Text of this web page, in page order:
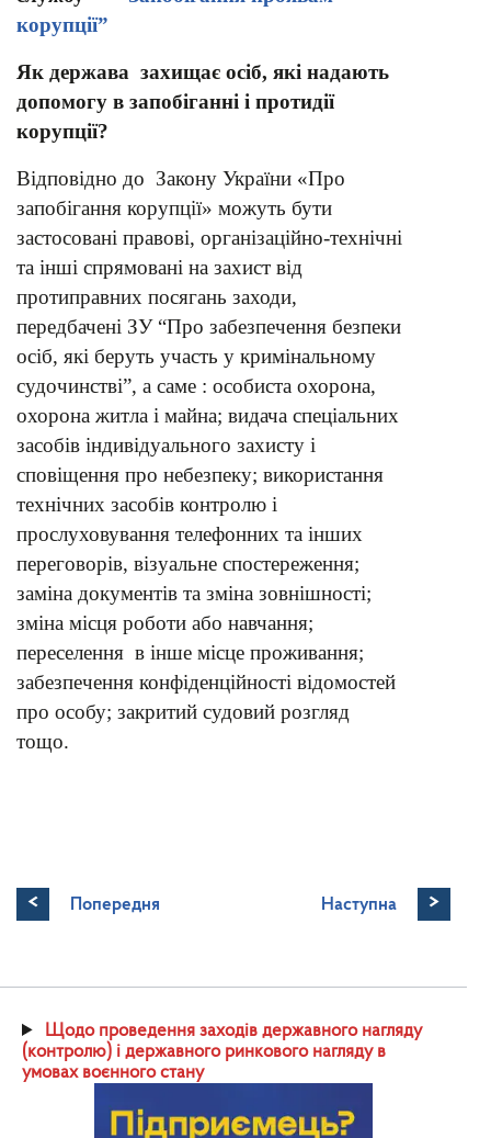
корупції”
Як держава захищає осіб, які надають
допомогу в запобіганні і протидії
корупції?
Відповідно до Закону України «Про
запобігання корупції» можуть бути
застосовані правові, організаційно-технічні
та інші спрямовані на захист від
протиправних посягань заходи,
передбачені ЗУ “Про забезпечення безпеки
осіб, які беруть участь у кримінальному
судочинстві”, а саме : особиста охорона,
охорона житла і майна; видача спеціальних
засобів індивідуального захисту і
сповіщення про небезпеку; використання
технічних засобів контролю і
прослуховування телефонних та інших
переговорів, візуальне спостереження;
заміна документів та зміна зовнішності;
зміна місця роботи або навчання;
переселення в інше місце проживання;
забезпечення конфіденційності відомостей
про особу; закритий судовий розгляд
тощо.
< Попередня Наступна >
Щодо проведення заходів державного нагляду
(контролю) і державного ринкового нагляду в
умовах воєнного стану